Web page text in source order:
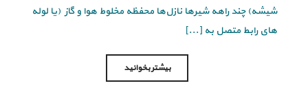
شیشه) چند راهه شیرها نازل‌ها محفظه مخلوط هوا و گاز (یا لوله
های رابط متصل به [...]
بیشتر بخوانید